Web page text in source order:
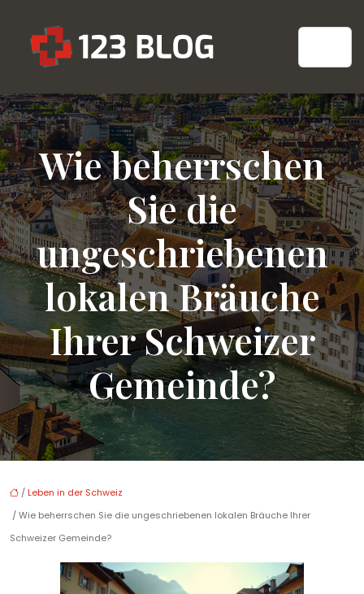
Wie beherrschen
Sie die
ungeschriebenen
lokalen Bräuche
Ihrer Schweizer
Gemeinde?
/ Leben in der Schweiz
/ Wie beherrschen Sie die ungeschriebenen lokalen Bräuche Ihrer
Schweizer Gemeinde?